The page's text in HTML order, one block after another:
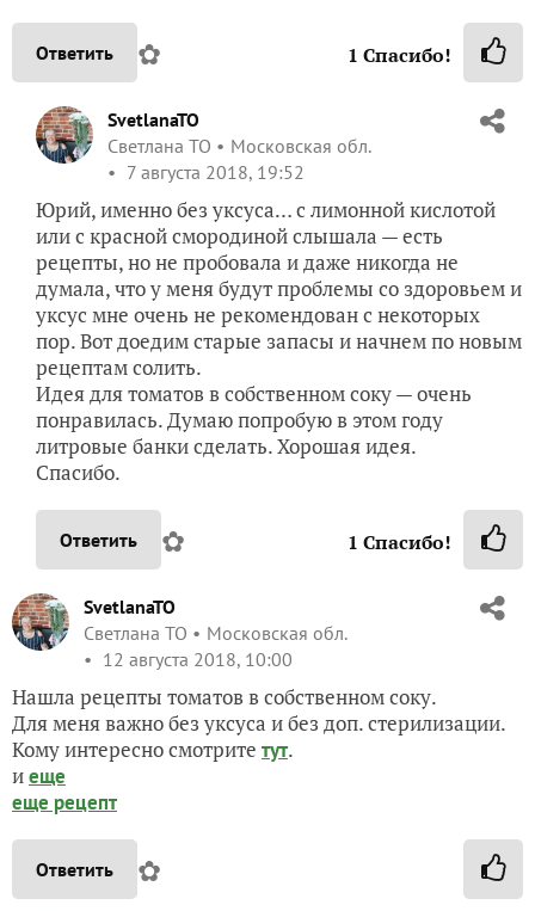
Ответить ✿ 1 Спасибо!
SvetlanaTO
Светлана ТО
Московская обл.
7 августа 2018, 19:52
Юрий, именно без уксуса… с лимонной кислотой
или с красной смородиной слышала — есть
рецепты, но не пробовала и даже никогда не
думала, что у меня будут проблемы со здоровьем и
уксус мне очень не рекомендован с некоторых
пор. Вот доедим старые запасы и начнем по новым
рецептам солить.
Идея для томатов в собственном соку — очень
понравилась. Думаю попробую в этом году
литровые банки сделать. Хорошая идея.
Спасибо.
Ответить ✿ 1 Спасибо!
SvetlanaTO
Светлана ТО
Московская обл.
12 августа 2018, 10:00
Нашла рецепты томатов в собственном соку.
Для меня важно без уксуса и без доп. стерилизации.
Кому интересно смотрите тут.
иеще
еще рецепт
Ответить ✿